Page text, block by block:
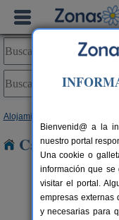
Alojamientos
Casas
Bienvenid@ a la
nuestro portal
Una cookie o
información que se
visitar el portal.
empresas externas
y necesarias para